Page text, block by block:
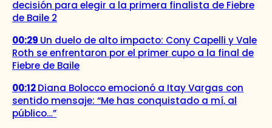
decisión para elegir a la primera finalista de Fiebre
de Baile 2
00:29 Un duelo de alto impacto: Cony Capelli y Vale
Roth se enfrentaron por el primer cupo a la final de
Fiebre de Baile
00:12Diana Bolocco emocionó a Itay Vargas con
sentido mensaje: “Me has conquistado a mí, al
público…”